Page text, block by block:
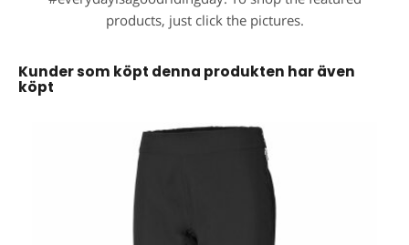
products, just click the pictures.
Kunder som köpt denna produkten har även
köpt